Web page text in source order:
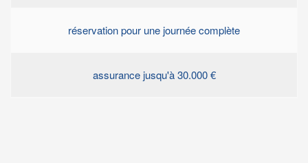
réservation pour une journée complète
assurance jusqu'à 30.000 €